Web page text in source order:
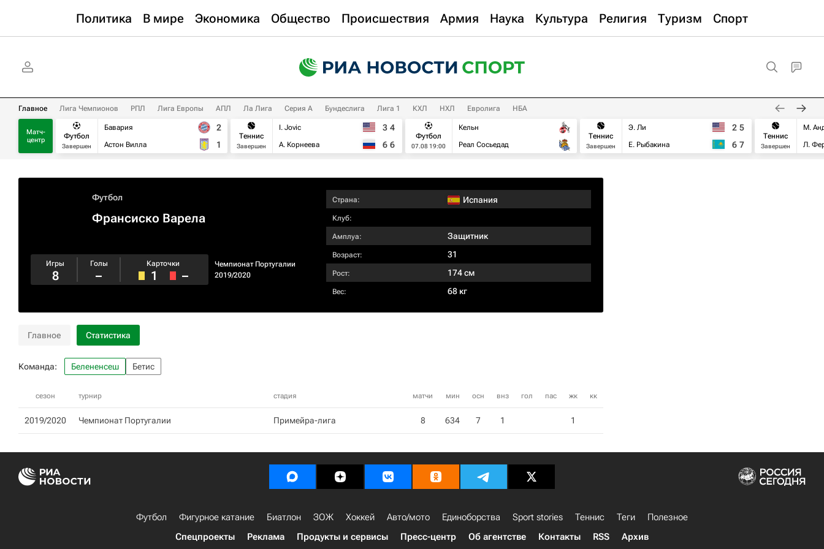
Политика В мире Экономика Общество Происшествия Армия Наука Культура Религия Туризм Спорт
Главное Лига Чемпионов РПЛ Лига Европы АПЛ Ла Лига Серия А Бундеслига Лига 1 КХЛ НХЛ Евролига НБА
Матч-
центр
Футбол
Завершен
Бавария
Астон Вилла
2
1
Теннис
Завершен
I. Jovic
А. Корнеева
3 4
6 6
Футбол
07.08 19:00
Кельн
Реал Сосьедад
Теннис
Завершен
Э. Ли
Е. Рыбакина
2 5
6 7
Теннис
Завершен
М.
Л.
Футбол
Франсиско Варела
Чемпионат Португалии
2019/2020
Игры
8
Голы
–
Карточки
1 –
Страна: Испания
Клуб:
Амплуа: Защитник
Возраст: 31
Рост: 174 см
Вес: 68 кг
Главное Статистика
Команда: Белененсеш Бетис
сезон турнир стадия матчи мин осн внз гол пас жк кк
2019/2020 Чемпионат Португалии Примейра-лига 8 634 7 1 1
Футбол Фигурное катание Биатлон ЗОЖ Хоккей Авто/мото Единоборства Sport stories Теннис Теги
Полезное
Спецпроекты
Реклама Продукты и сервисы Пресс-центр Об агентстве Контакты RSS Архив